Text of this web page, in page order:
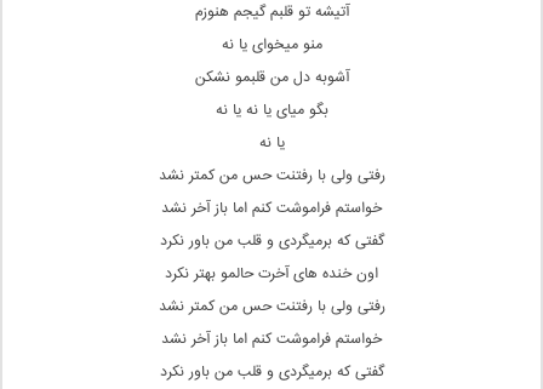
آتیشه تو قلبم گیجم هنوزم
منو میخوای یا نه
آشوبه دل من قلبمو نشکن
بگو میای یا نه یا نه
یا نه
رفتی ولی با رفتنت حس من کمتر نشد
خواستم فراموشت کنم اما باز آخر نشد
گفتی که برمیگردی و قلب من باور نکرد
اون خنده های آخرت حالمو بهتر نکرد
رفتی ولی با رفتنت حس من کمتر نشد
خواستم فراموشت کنم اما باز آخر نشد
گفتی که برمیگردی و قلب من باور نکرد